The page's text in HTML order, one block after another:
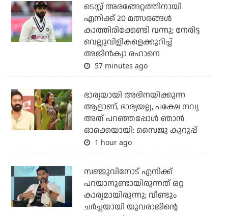
ടെസ്റ്റ് അരങ്ങേറ്റത്തിനായി
എനിക്ക് 20 മത്സരങ്ങള്‍
കാത്തിരിക്കേണ്ടി വന്നു; നേരിട്ട
വെല്ലുവിളികളെക്കുറിച്ച്
അജിന്‍ക്യാ രഹാനെ
57 minutes ago
ഭാര്യയായി അഭിനയിക്കുന്ന
ആളാണ്, ഭാര്യയല്ല, പക്ഷേ നവ്യ
അത് പറഞ്ഞപ്പോള്‍ ഞാന്‍
ഓക്കെയായി: സൈജു കുറുപ്പ്
1 hour ago
സഞ്ജുവിനോട് എനിക്ക്
പറയാനുണ്ടായിരുന്നത് ഒറ്റ
കാര്യമായിരുന്നു; വീണ്ടും
ചര്‍ച്ചയായി യുവരാജിന്റെ